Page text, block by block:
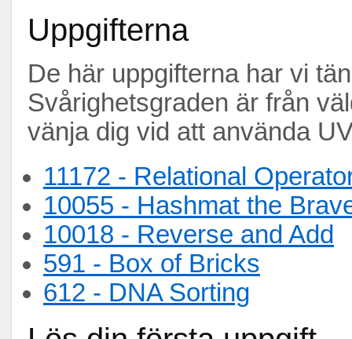
Uppgifterna
De här uppgifterna har vi
Svårighetsgraden är från
vänja dig vid att använda
11172 - Relational
10055 - Hashmat the
10018 - Reverse and Add
591 - Box of Bricks
612 - DNA Sorting